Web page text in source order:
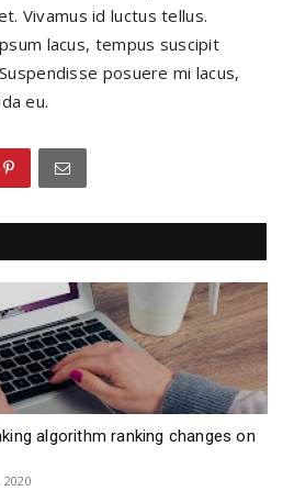
Vivamus id luctus tellus.
lacus, tempus suscipit
posuere mi lacus,
eu.
algorithm ranking changes on